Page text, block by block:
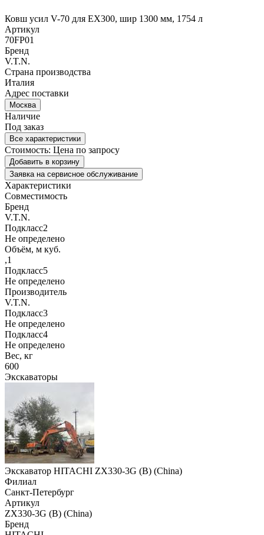
Ковш усил V-70 для EX300, шир 1300 мм, 1754 л
Артикул
70FP01
Бренд
V.T.N.
Страна производства
Италия
Адрес поставки
Москва
Наличие
Под заказ
Все характеристики
Стоимость: Цена по запросу
Добавить в корзину
Заявка на сервисное обслуживание
Характеристики
Совместимость
Бренд
V.T.N.
Подкласс2
Не определено
Объём, м куб.
,1
Подкласс5
Не определено
Производитель
V.T.N.
Подкласс3
Не определено
Подкласс4
Не определено
Вес, кг
600
Экскаваторы
Экскаватор HITACHI ZX330-3G (B) (China)
Филиал
Санкт-Петербург
Артикул
ZX330-3G (B) (China)
Бренд